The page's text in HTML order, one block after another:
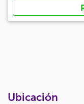
Ubicación